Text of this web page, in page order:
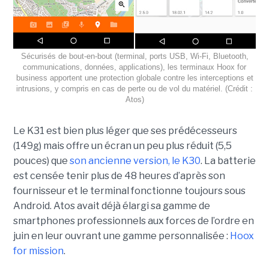
Sécurisés de bout-en-bout (terminal, ports USB, Wi-Fi, Bluetooth,
communications, données, applications), les terminaux Hoox for
business apportent une protection globale contre les interceptions et
intrusions, y compris en cas de perte ou de vol du matériel. (Crédit :
Atos)
Le K31 est bien plus léger que ses prédécesseurs
(149g) mais offre un écran un peu plus réduit (5,5
pouces) que son ancienne version, le K30. La batterie
est censée tenir plus de 48 heures d’après son
fournisseur et le terminal fonctionne toujours sous
Android. Atos avait déjà élargi sa gamme de
smartphones professionnels aux forces de l’ordre en
juin en leur ouvrant une gamme personnalisée : Hoox
for mission.